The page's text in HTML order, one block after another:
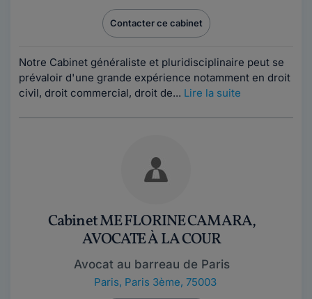
Contacter ce cabinet
Notre Cabinet généraliste et pluridisciplinaire peut se
prévaloir d'une grande expérience notamment en droit
civil, droit commercial, droit de... Lire la suite
Cabinet ME FLORINE CAMARA,
AVOCATE À LA COUR
Avocat au barreau de Paris
Paris, Paris 3ème, 75003